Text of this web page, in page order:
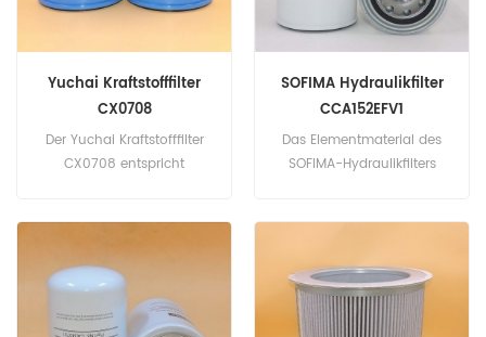
Yuchai Kraftstofffilter
CX0708
Der Yuchai Kraftstofffilter
CX0708 entspricht
Teilenummer: CX0708
Teilname: Kraftstofffilter
Marke: Yuchai
SOFIMA Hydraulikfilter
CCA152EFV1
Das Elementmaterial des
SOFIMA-Hydraulikfilters
SOFIMA